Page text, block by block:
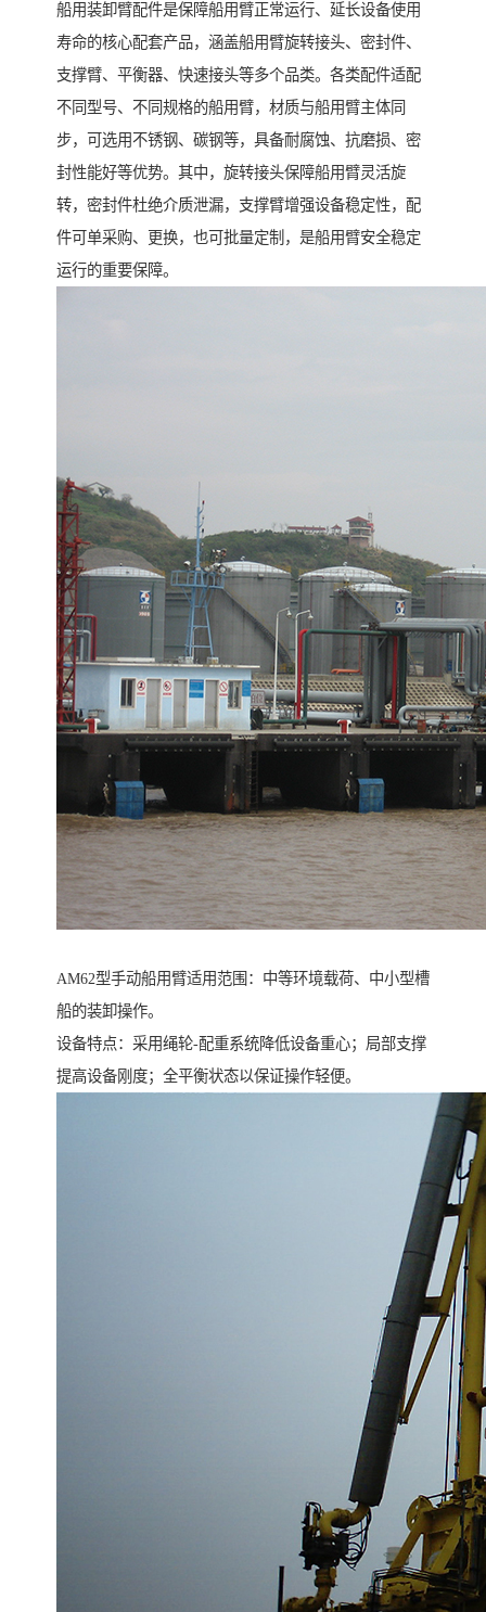
船用装卸臂配件是保障船用臂正常运行、延长设备使用
寿命的核心配套产品，涵盖船用臂旋转接头、密封件、
支撑臂、平衡器、快速接头等多个品类。各类配件适配
不同型号、不同规格的船用臂，材质与船用臂主体同
步，可选用不锈钢、碳钢等，具备耐腐蚀、抗磨损、密
封性能好等优势。其中，旋转接头保障船用臂灵活旋
转，密封件杜绝介质泄漏，支撑臂增强设备稳定性，配
件可单采购、更换，也可批量定制，是船用臂安全稳定
运行的重要保障。
AM62型手动船用臂适用范围：中等环境载荷、中小型槽
船的装卸操作。
设备特点：采用绳轮-配重系统降低设备重心；局部支撑
提高设备刚度；全平衡状态以保证操作轻便。